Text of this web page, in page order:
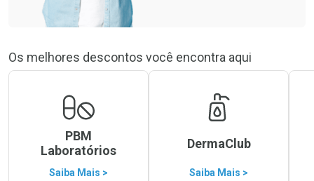
Os melhores descontos você encontra aqui
PBM
Laboratórios
Saiba Mais >
DermaClub
Saiba Mais >